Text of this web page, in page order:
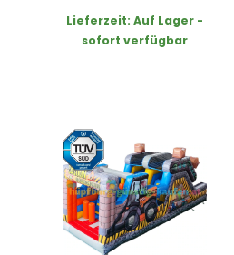
Lieferzeit: Auf Lager -
sofort verfügbar